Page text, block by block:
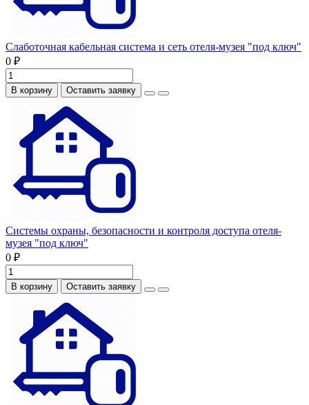
Слаботочная кабельная система и сеть отеля-музея "под ключ"
0 ₽
В корзину Оставить заявку
Системы охраны, безопасности и контроля доступа отеля-
музея "под ключ"
0 ₽
В корзину Оставить заявку